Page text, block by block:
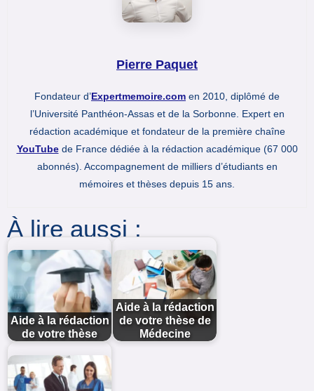
Pierre Paquet
Fondateur d’Expertmemoire.com en 2010, diplômé de
l’Université Panthéon-Assas et de la Sorbonne. Expert en
rédaction académique et fondateur de la première chaîne
YouTubede France dédiée à la rédaction académique (67 000
abonnés). Accompagnement de milliers d’étudiants en
mémoires et thèses depuis 15 ans.
À lire aussi :
Aide à la rédaction
de votre thèse
Aide à la rédaction
de votre thèse de
Médecine